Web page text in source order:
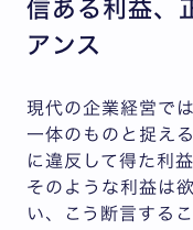
信ある利益、
アンス
現代の企業経営で
一体のものと捉え
に違反して得た利
そのような利益は
い、こう断言する